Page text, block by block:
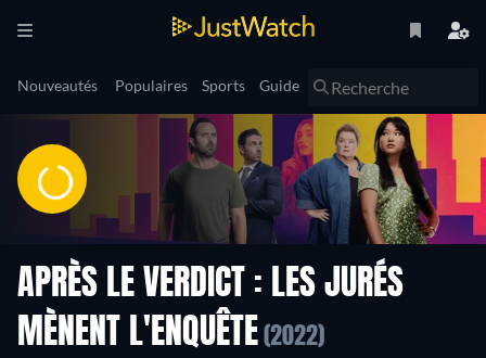
Nouveautés Populaires Sports Guide
APRÈS LE VERDICT : LES JURÉS
MÈNENT L'ENQUÊTE (2022)